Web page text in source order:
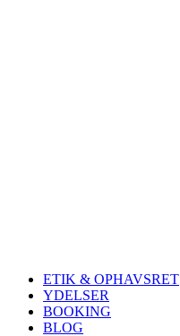
ETIK & OPHAVSRET
YDELSER
BOOKING
BLOG